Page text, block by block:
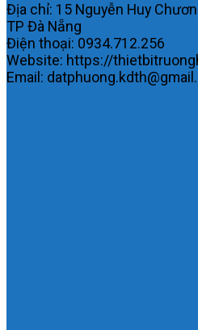
Địa chỉ: 15 Nguyễn Huy
TP Đà Nẵng
Điện thoại: 0934.712.256
Website: https://
Email: